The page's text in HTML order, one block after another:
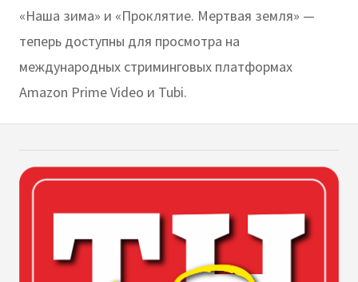
«Наша зима» и «Проклятие. Мертвая земля» —
теперь доступны для просмотра на
международных стриминговых платформах
Amazon Prime Video и Tubi.